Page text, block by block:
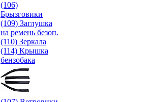
(106)
Брызговики
(109) Заглушка
на ремень безоп.
(110) Зеркала
(114) Крышка
бензобака